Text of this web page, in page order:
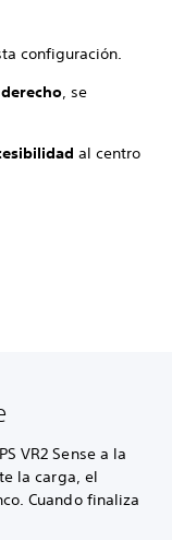
configuración.
, se
al centro
VR2 Sense a la
la carga, el
Cuando finaliza